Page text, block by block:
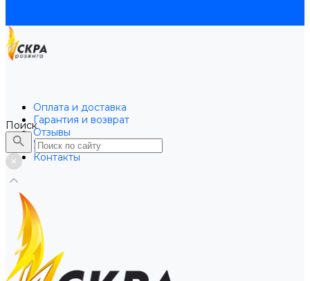
Оплата и доставка
Гарантия и возврат
Отзывы
Услуги
Контакты
Поиск